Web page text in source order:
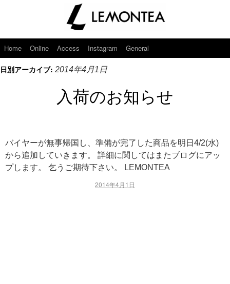
Home Online Access Instagram General
日別アーカイブ: 2014年4月1日
入荷のお知らせ
バイヤーが無事帰国し、準備が完了した商品を明日4/2(水)
から追加していきます。 詳細に関してはまたブログにアッ
プします。 乞うご期待下さい。 LEMONTEA
2014年4月1日